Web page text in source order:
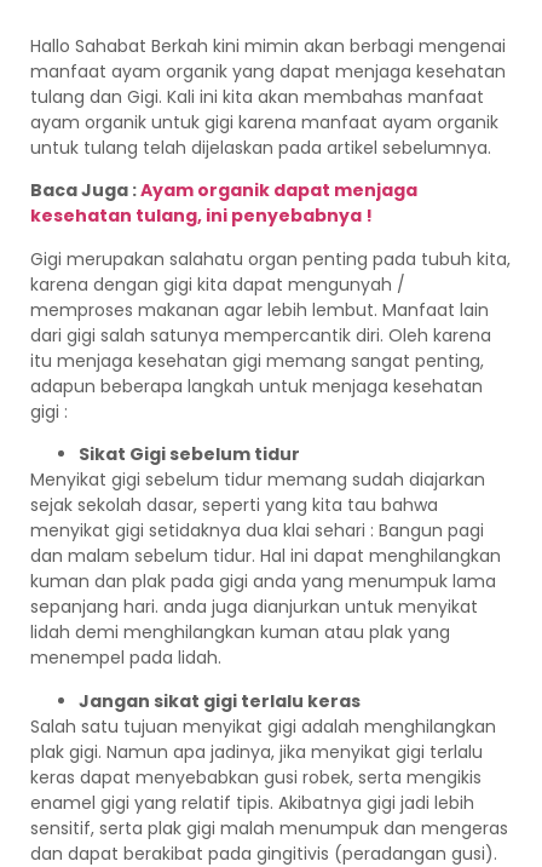
Hallo Sahabat Berkah kini mimin akan berbagi mengenai
manfaat ayam organik yang dapat menjaga kesehatan
tulang dan Gigi. Kali ini kita akan membahas manfaat
ayam organik untuk gigi karena manfaat ayam organik
untuk tulang telah dijelaskan pada artikel sebelumnya.
Baca Juga :Ayam organik dapat menjaga
kesehatan tulang, ini penyebabnya !
Gigi merupakan salahatu organ penting pada tubuh kita,
karena dengan gigi kita dapat mengunyah /
memproses makanan agar lebih lembut. Manfaat lain
dari gigi salah satunya mempercantik diri. Oleh karena
itu menjaga kesehatan gigi memang sangat penting,
adapun beberapa langkah untuk menjaga kesehatan
gigi :
Sikat Gigi sebelum tidur
Menyikat gigi sebelum tidur memang sudah diajarkan
sejak sekolah dasar, seperti yang kita tau bahwa
menyikat gigi setidaknya dua klai sehari : Bangun pagi
dan malam sebelum tidur. Hal ini dapat menghilangkan
kuman dan plak pada gigi anda yang menumpuk lama
sepanjang hari. anda juga dianjurkan untuk menyikat
lidah demi menghilangkan kuman atau plak yang
menempel pada lidah.
Jangan sikat gigi terlalu keras
Salah satu tujuan menyikat gigi adalah menghilangkan
plak gigi. Namun apa jadinya, jika menyikat gigi terlalu
keras dapat menyebabkan gusi robek, serta mengikis
enamel gigi yang relatif tipis. Akibatnya gigi jadi lebih
sensitif, serta plak gigi malah menumpuk dan mengeras
dan dapat berakibat pada gingitivis (peradangan gusi).